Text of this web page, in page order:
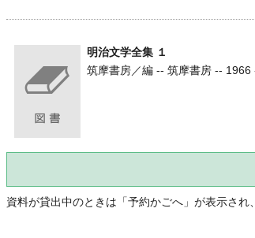
明治文学全集 １
筑摩書房／編 -- 筑摩書房 -- 1966
資料が貸出中のときは「予約かごへ」が表示され